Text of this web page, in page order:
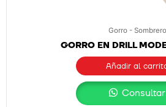
Gorro - Sombrero
GORRO EN DRILL
Añadir al
Consultar